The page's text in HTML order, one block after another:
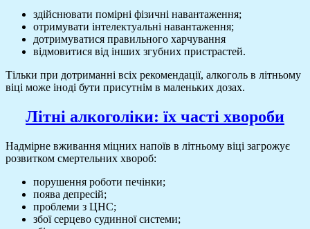
здійснювати помірні фізичні навантаження;
отримувати інтелектуальні навантаження;
дотримуватися правильного харчування
відмовитися від інших згубних пристрастей.
Тільки при дотриманні всіх рекомендації, алкоголь в літньому
віці може іноді бути присутнім в маленьких дозах.
Літні алкоголіки: їх часті хвороби
Надмірне вживання міцних напоїв в літньому віці загрожує
розвитком смертельних хвороб:
порушення роботи печінки;
поява депресій;
проблеми з ЦНС;
збої серцево судинної системи;